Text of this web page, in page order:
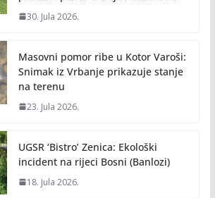
30. Jula 2026.
Masovni pomor ribe u Kotor Varoši:
Snimak iz Vrbanje prikazuje stanje
na terenu
23. Jula 2026.
UGSR ‘Bistro’ Zenica: Ekološki
incident na rijeci Bosni (Banlozi)
18. Jula 2026.